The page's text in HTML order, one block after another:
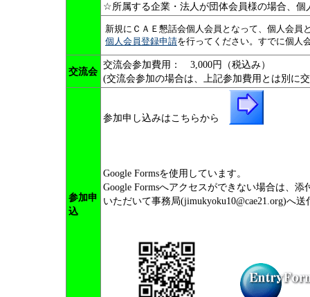
☆所属する企業・法人が団体会員様の場合、
新規にＣＡＥ懇話会個人会員となって、個人会員
個人会員登録申請を行ってください。すでに個人
交流会
交流会参加費用： 3,000円（税込み）
(交流会参加の場合は、上記参加費用とは別に
参加申
込
参加申し込みはこちらから
Google Formsを使用しています。
Google Formsへアクセスができない場合は、
いただいて事務局(jimukyoku10@cae21.org)へ